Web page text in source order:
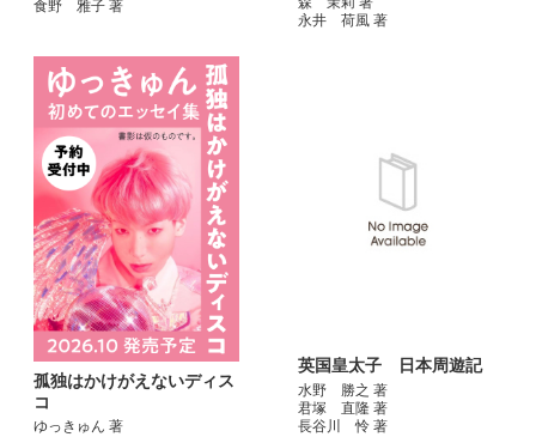
食野 雅子 著
永井 荷風 著
孤独はかけがえないディス
コ
ゆっきゅん 著
英国皇太子 日本周遊記
水野 勝之 著
君塚 直隆 著
長谷川 怜 著